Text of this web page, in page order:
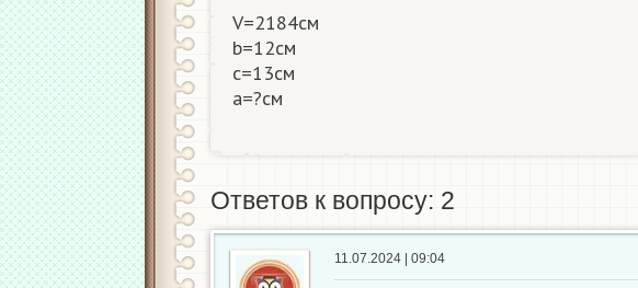
V=2184см
b=12см
c=13см
a=?см​
Ответов к вопросу: 2
11.07.2024 | 09:04